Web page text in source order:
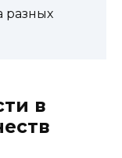
разных
в